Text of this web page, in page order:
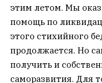
этим летом. Мы
помощь по
этого стихийного
продолжается. Но
получить и
саморазвития. Для